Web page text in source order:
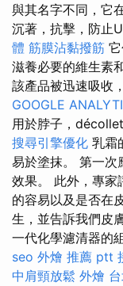
與其名字不同，它
沉著，抗擊，防止
體 筋膜沾黏撥筋
滋養必要的維生素
該產品被迅速吸收
GOOGLE
用於脖子，
搜尋引擎優化 乳霜
易於塗抹。 第一次
效果。 此外，專家
的容易以及是否在
生，並告訴我們皮
一代化學濾清器的
seo 外燴 推薦 ptt
中肩頸放鬆 外燴